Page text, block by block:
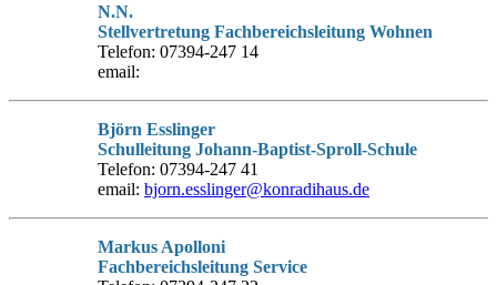
N.N.
Stellvertretung Fachbereichsleitung Wohnen
Telefon: 07394-247 14
email:
Björn Esslinger
Schulleitung Johann-Baptist-Sproll-Schule
Telefon: 07394-247 41
email: bjorn.esslinger@konradihaus.de
Markus Apolloni
Fachbereichsleitung Service